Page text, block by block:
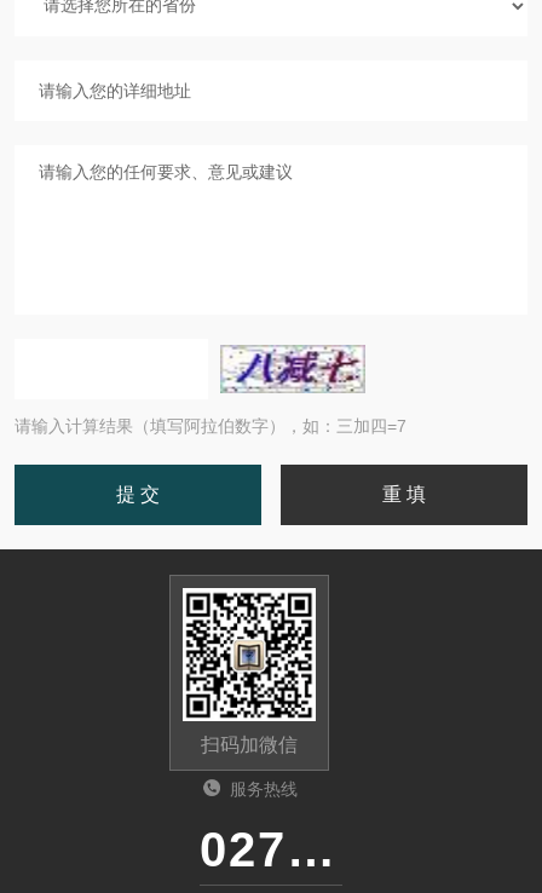
请输入计算结果（填写阿拉伯数字），如：三加四=7
扫码加微信
服务热线
027-86536268